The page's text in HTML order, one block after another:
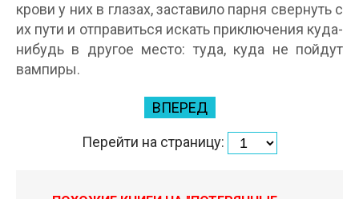
крови у них в глазах, заставило парня свернуть с
их пути и отправиться искать приключения куда-
нибудь в другое место: туда, куда не пойдут
вампиры.
ВПЕРЕД
Перейти на страницу: